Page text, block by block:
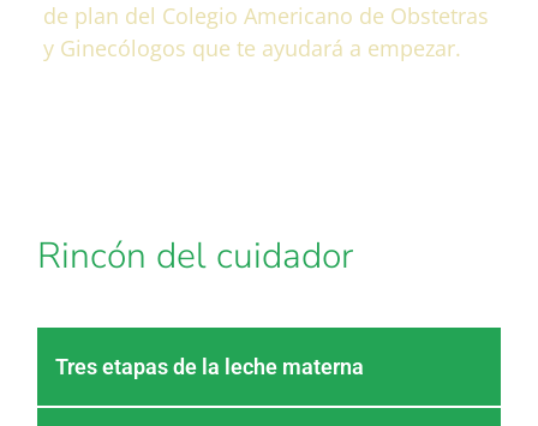
de plan del Colegio Americano de Obstetras
y Ginecólogos que te ayudará a empezar.
Rincón del cuidador
Tres etapas de la leche materna